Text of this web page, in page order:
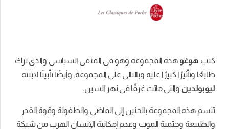
المجموعة وهو فى المنفى السياسى والذى ترك
عليه وبالتالى على المجموعة. وأيضًا تأبينًا لابنته
ماتت غرقًا فى نهر السين.
بالحنين إلى الماضى والطفولة وقوة القدر
الموت وعدم إمكانية الإنسان الهرب من شبكة